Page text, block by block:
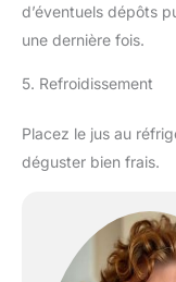
d’éventuels dépôts
une dernière fois.
5. Refroidissement
Placez le jus au
déguster bien frais.